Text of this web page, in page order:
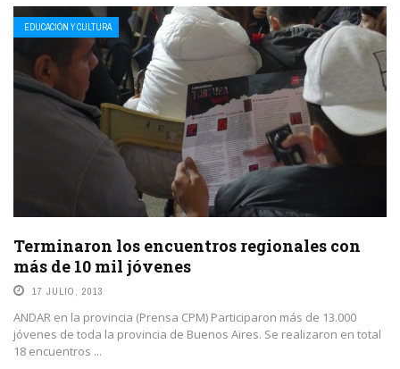
EDUCACIÓN Y CULTURA
Terminaron los encuentros regionales con
más de 10 mil jóvenes
17 JULIO, 2013
ANDAR en la provincia (Prensa CPM) Participaron más de 13.000
jóvenes de toda la provincia de Buenos Aires. Se realizaron en total
18 encuentros ...